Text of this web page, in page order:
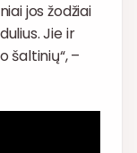
jos žodžiai
Jie ir
šaltinių“, –